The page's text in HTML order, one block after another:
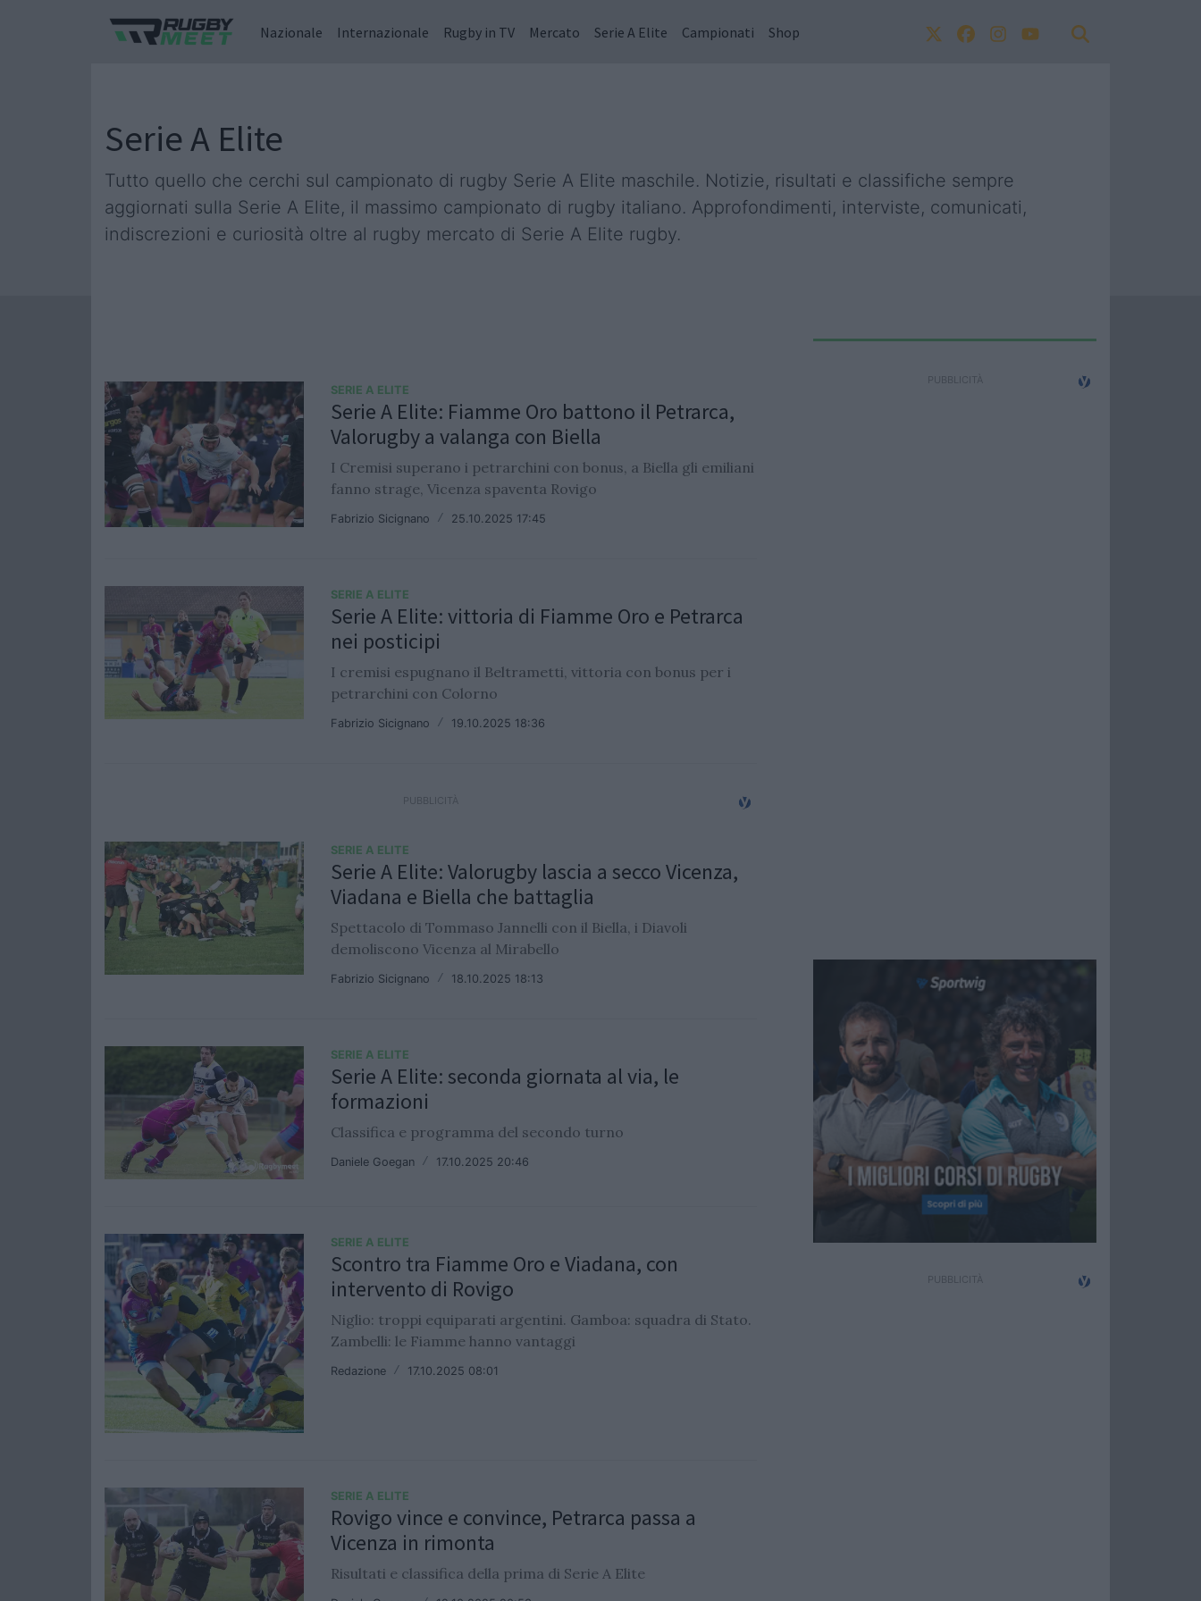
Nazionale Internazionale Rugby in TV Mercato Serie A Elite Campionati Shop
Serie A Elite
Tutto quello che cerchi sul campionato di rugby Serie A Elite maschile. Notizie, risultati e classifiche sempre
aggiornati sulla Serie A Elite, il massimo campionato di rugby italiano. Approfondimenti, interviste, comunicati,
indiscrezioni e curiosità oltre al rugby mercato di Serie A Elite rugby.
SERIE A ELITE
Serie A Elite: Fiamme Oro battono il Petrarca,
Valorugby a valanga con Biella
I Cremisi superano i petrarchini con bonus, a Biella gli emiliani
fanno strage, Vicenza spaventa Rovigo
Fabrizio Sicignano / 25.10.2025 17:45
SERIE A ELITE
Serie A Elite: vittoria di Fiamme Oro e Petrarca
nei posticipi
I cremisi espugnano il Beltrametti, vittoria con bonus per i
petrarchini con Colorno
Fabrizio Sicignano / 19.10.2025 18:36
SERIE A ELITE
Serie A Elite: Valorugby lascia a secco Vicenza,
Viadana e Biella che battaglia
Spettacolo di Tommaso Jannelli con il Biella, i Diavoli
demoliscono Vicenza al Mirabello
Fabrizio Sicignano / 18.10.2025 18:13
SERIE A ELITE
Serie A Elite: seconda giornata al via, le
formazioni
Classifica e programma del secondo turno
Daniele Goegan / 17.10.2025 20:46
SERIE A ELITE
Scontro tra Fiamme Oro e Viadana, con
intervento di Rovigo
Niglio: troppi equiparati argentini. Gamboa: squadra di Stato.
Zambelli: le Fiamme hanno vantaggi
Redazione / 17.10.2025 08:01
SERIE A ELITE
Rovigo vince e convince, Petrarca passa a
Vicenza in rimonta
Risultati e classifica della prima di Serie A Elite